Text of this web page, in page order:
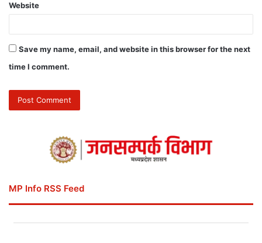
Website
Save my name, email, and website in this browser for the next
time I comment.
MP Info RSS Feed